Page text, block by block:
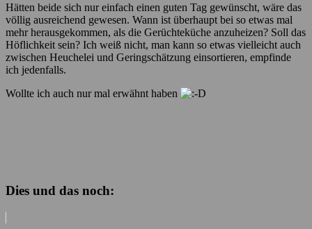
Hätten beide sich nur einfach einen guten Tag gewünscht, wäre das
völlig ausreichend gewesen. Wann ist überhaupt bei so etwas mal
mehr herausgekommen, als die Gerüchteküche anzuheizen? Soll das
Höflichkeit sein? Ich weiß nicht, man kann so etwas vielleicht auch
zwischen Heuchelei und Geringschätzung einsortieren, empfinde
ich jedenfalls.
Wollte ich auch nur mal erwähnt haben
Dies und das noch: